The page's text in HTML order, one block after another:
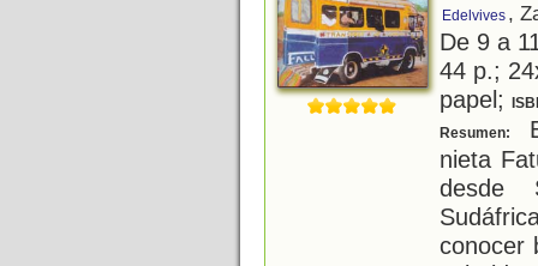
Edelvives ,
De 9 a
44 p.;
papel;
Resumen:
nieta
desde
conocer